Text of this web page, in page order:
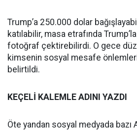
Trump’a 250.000 dolar
katılabilir, masa etrafında
fotoğraf çektirebilirdi. O gece
kimsenin sosyal mesafe
belirtildi.
KEÇELİ KALEMLE ADINI YAZDI
Öte yandan sosyal medyada bazı